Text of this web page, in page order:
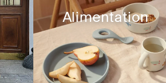
Alimentation